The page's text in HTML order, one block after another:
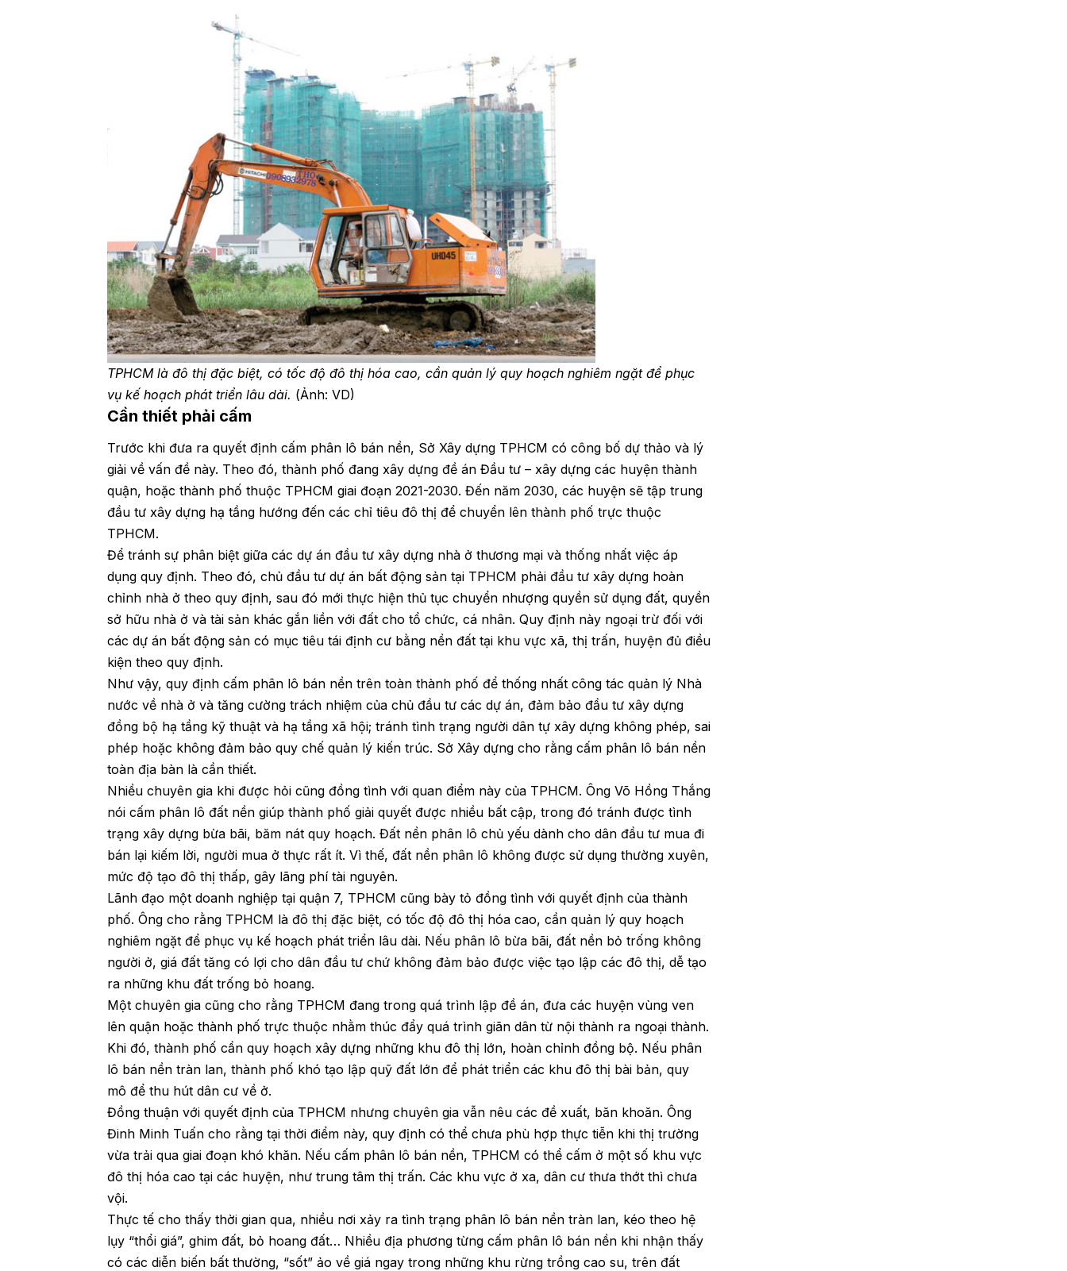
TPHCM là đô thị đặc biệt, có tốc độ đô thị hóa cao, cần quản lý quy hoạch nghiêm ngặt để phục
vụ kế hoạch phát triển lâu dài. (Ảnh: VD)
Cần thiết phải cấm
Trước khi đưa ra quyết định cấm phân lô bán nền, Sở Xây dựng TPHCM có công bố dự thảo và lý
giải về vấn đề này. Theo đó, thành phố đang xây dựng đề án Đầu tư – xây dựng các huyện thành
quận, hoặc thành phố thuộc TPHCM giai đoạn 2021-2030. Đến năm 2030, các huyện sẽ tập trung
đầu tư xây dựng hạ tầng hướng đến các chỉ tiêu đô thị để chuyển lên thành phố trực thuộc
TPHCM.
Để tránh sự phân biệt giữa các dự án đầu tư xây dựng nhà ở thương mại và thống nhất việc áp
dụng quy định. Theo đó, chủ đầu tư dự án bất động sản tại TPHCM phải đầu tư xây dựng hoàn
chỉnh nhà ở theo quy định, sau đó mới thực hiện thủ tục chuyển nhượng quyền sử dụng đất, quyền
sở hữu nhà ở và tài sản khác gắn liền với đất cho tổ chức, cá nhân. Quy định này ngoại trừ đối với
các dự án bất động sản có mục tiêu tái định cư bằng nền đất tại khu vực xã, thị trấn, huyện đủ điều
kiện theo quy định.
Như vậy, quy định cấm phân lô bán nền trên toàn thành phố để thống nhất công tác quản lý Nhà
nước về nhà ở và tăng cường trách nhiệm của chủ đầu tư các dự án, đảm bảo đầu tư xây dựng
đồng bộ hạ tầng kỹ thuật và hạ tầng xã hội; tránh tình trạng người dân tự xây dựng không phép, sai
phép hoặc không đảm bảo quy chế quản lý kiến trúc. Sở Xây dựng cho rằng cấm phân lô bán nền
toàn địa bàn là cần thiết.
Nhiều chuyên gia khi được hỏi cũng đồng tình với quan điểm này của TPHCM. Ông Võ Hồng Thắng
nói cấm phân lô đất nền giúp thành phố giải quyết được nhiều bất cập, trong đó tránh được tình
trạng xây dựng bừa bãi, băm nát quy hoạch. Đất nền phân lô chủ yếu dành cho dân đầu tư mua đi
bán lại kiếm lời, người mua ở thực rất ít. Vì thế, đất nền phân lô không được sử dụng thường xuyên,
mức độ tạo đô thị thấp, gây lãng phí tài nguyên.
Lãnh đạo một doanh nghiệp tại quận 7, TPHCM cũng bày tỏ đồng tình với quyết định của thành
phố. Ông cho rằng TPHCM là đô thị đặc biệt, có tốc độ đô thị hóa cao, cần quản lý quy hoạch
nghiêm ngặt để phục vụ kế hoạch phát triển lâu dài. Nếu phân lô bừa bãi, đất nền bỏ trống không
người ở, giá đất tăng có lợi cho dân đầu tư chứ không đảm bảo được việc tạo lập các đô thị, dễ tạo
ra những khu đất trống bỏ hoang.
Một chuyên gia cũng cho rằng TPHCM đang trong quá trình lập đề án, đưa các huyện vùng ven
lên quận hoặc thành phố trực thuộc nhằm thúc đẩy quá trình giãn dân từ nội thành ra ngoại thành.
Khi đó, thành phố cần quy hoạch xây dựng những khu đô thị lớn, hoàn chỉnh đồng bộ. Nếu phân
lô bán nền tràn lan, thành phố khó tạo lập quỹ đất lớn để phát triển các khu đô thị bài bản, quy
mô để thu hút dân cư về ở.
Đồng thuận với quyết định của TPHCM nhưng chuyên gia vẫn nêu các đề xuất, băn khoăn. Ông
Đinh Minh Tuấn cho rằng tại thời điểm này, quy định có thể chưa phù hợp thực tiễn khi thị trường
vừa trải qua giai đoạn khó khăn. Nếu cấm phân lô bán nền, TPHCM có thể cấm ở một số khu vực
đô thị hóa cao tại các huyện, như trung tâm thị trấn. Các khu vực ở xa, dân cư thưa thớt thì chưa
vội.
Thực tế cho thấy thời gian qua, nhiều nơi xảy ra tình trạng phân lô bán nền tràn lan, kéo theo hệ
lụy “thổi giá”, ghim đất, bỏ hoang đất… Nhiều địa phương từng cấm phân lô bán nền khi nhận thấy
có các diễn biến bất thường, “sốt” ảo về giá ngay trong những khu rừng trồng cao su, trên đất